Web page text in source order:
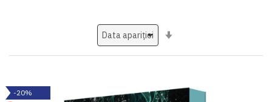
-20%